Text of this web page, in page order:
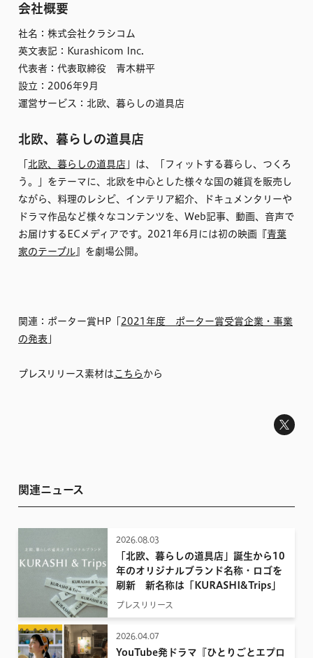
会社概要
社名：株式会社クラシコム
英文表記：Kurashicom Inc.
代表者：代表取締役 青木耕平
設立：2006年9月
運営サービス：北欧、暮らしの道具店
北欧、暮らしの道具店
北欧、暮らしの道具店 」は、「フィットする暮らし、つくろ
う。」をテーマに、北欧を中心とした様々な国の雑貨を販売し
ながら、料理のレシピ、インテリア紹介、ドキュメンタリーや
ドラマ作品など様々なコンテンツを、Web記事、動画、音声で
お届けするECメディアです。2021年6月には初の映画『 青葉
家のテーブル 』を劇場公開。
関連：ポーター賞HP「 2021年度 ポーター賞受賞企業・事業
の発表
プレスリリース素材は こちら から
関連ニュース
2026.08.03
「北欧、暮らしの道具店」誕生から10
年のオリジナルブランド名称・ロゴを
刷新 新名称は「KURASHI&Trips」
プレスリリース
2026.04.07
YouTube発ドラマ『ひとりごとエプロ